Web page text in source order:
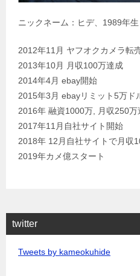
ニックネーム：ヒデ、1989年
2012年11月 ヤフオクカメラ転
2013年10月 月収100万達成
2014年4月 ebay開始
2015年3月 ebayリミット5万ド
2016年 融資1000万, 月収250
2017年11月自社サイト開始
2018年 12月自社サイトで月収
2019年カメ億スタート
twitter
Tweets by kameokuhide